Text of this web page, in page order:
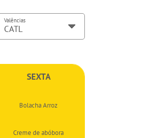
Valências
SEXTA
Bolacha Arroz
Creme de abóbora